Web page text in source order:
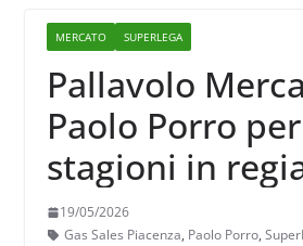
MERCATO SUPERLEGA
Pallavolo
Paolo Porro
stagioni in
Piacenza
19/05/2026
Gas Sales Piacenza, Paolo Porro,